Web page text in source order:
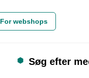
For webshops
Søg efter